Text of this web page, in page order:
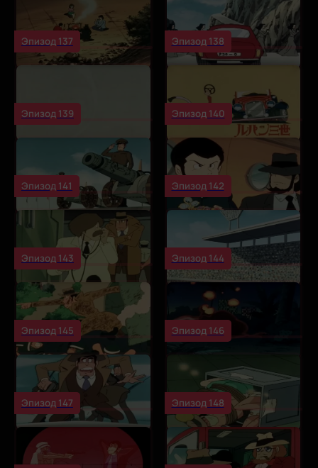
Эпизод 137 Эпизод 138
Эпизод 139 Эпизод 140
Эпизод 141 Эпизод 142
Эпизод 143 Эпизод 144
Эпизод 145 Эпизод 146
Эпизод 147 Эпизод 148